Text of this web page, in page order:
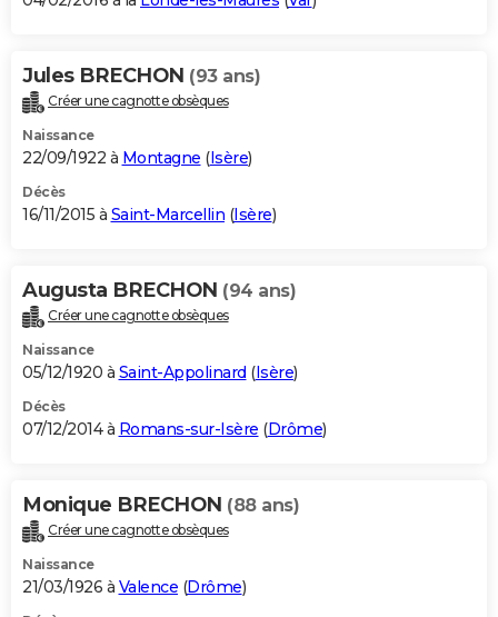
Jules BRECHON (93 ans)
Créer une cagnotte obsèques
Naissance
22/09/1922 à Montagne (Isère)
Décès
16/11/2015 à Saint-Marcellin (Isère)
Augusta BRECHON (94 ans)
Créer une cagnotte obsèques
Naissance
05/12/1920 à Saint-Appolinard (Isère)
Décès
07/12/2014 à Romans-sur-Isère (Drôme)
Monique BRECHON (88 ans)
Créer une cagnotte obsèques
Naissance
21/03/1926 à Valence (Drôme)